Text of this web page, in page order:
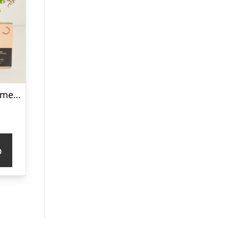
Den helt rigtige med Lakridseriet Skagen